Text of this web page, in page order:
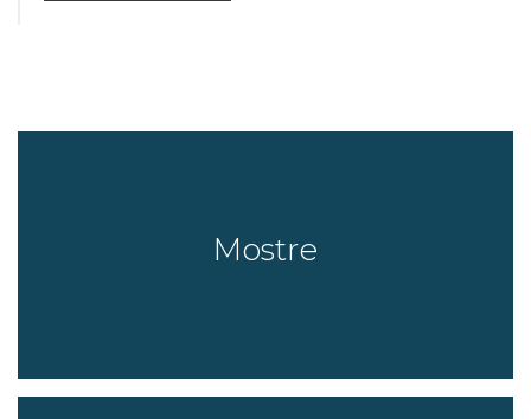
Mostre